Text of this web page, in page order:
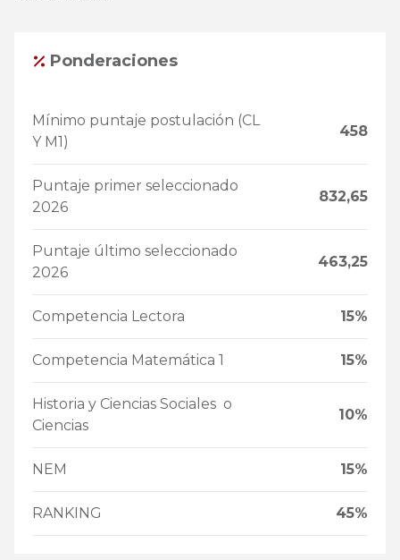
Ponderaciones
Mínimo puntaje postulación (CL
Y M1)
458
Puntaje primer seleccionado
2026
832,65
Puntaje último seleccionado
2026
463,25
Competencia Lectora 15%
Competencia Matemática 1 15%
Historia y Ciencias Sociales o
Ciencias
10%
NEM 15%
RANKING 45%